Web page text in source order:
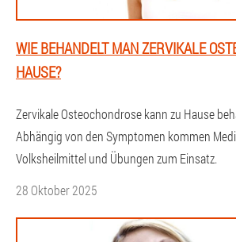
WIE BEHANDELT MAN ZERVIKALE
HAUSE?
Zervikale Osteochondrose kann zu Hause
Abhängig von den Symptomen kommen
Volksheilmittel und Übungen zum Einsatz.
28 Oktober 2025